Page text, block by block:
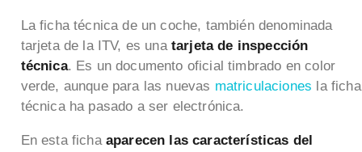
La ficha técnica de un coche, también denominada
tarjeta de la ITV, es una tarjeta de inspección
técnica. Es un documento oficial timbrado en color
verde, aunque para las nuevas matriculaciones la ficha
técnica ha pasado a ser electrónica.
En esta ficha aparecen las características del